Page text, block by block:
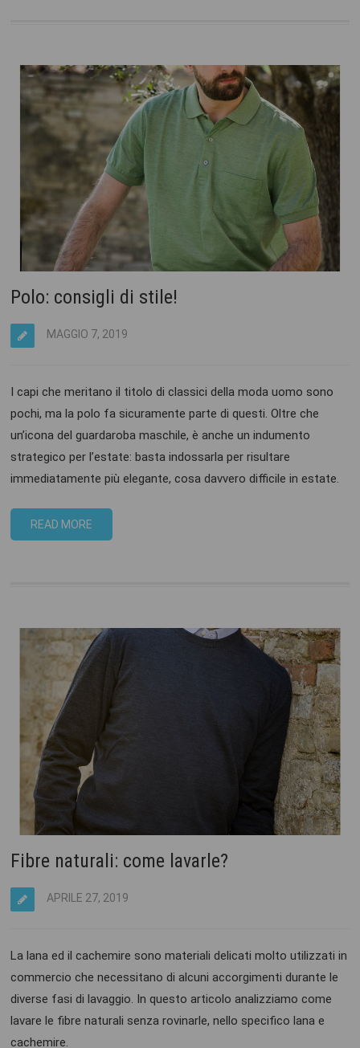
Polo: consigli di stile!
MAGGIO 7, 2019
I capi che meritano il titolo di classici della moda uomo sono
pochi, ma la polo fa sicuramente parte di questi. Oltre che
un’icona del guardaroba maschile, è anche un indumento
strategico per l’estate: basta indossarla per risultare
immediatamente più elegante, cosa davvero difficile in estate.
READ MORE
Fibre naturali: come lavarle?
APRILE 27, 2019
La lana ed il cachemire sono materiali delicati molto utilizzati in
commercio che necessitano di alcuni accorgimenti durante le
diverse fasi di lavaggio. In questo articolo analizziamo come
lavare le fibre naturali senza rovinarle, nello specifico lana e
cachemire.